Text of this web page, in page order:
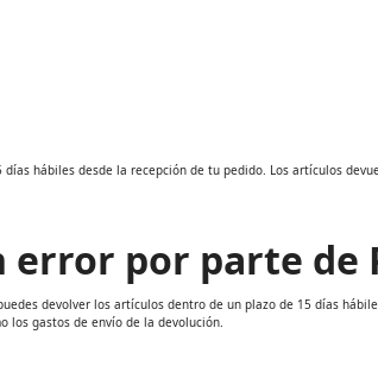
hábiles desde la recepción de tu pedido. Los artículos
error por parte de
devolver los artículos dentro de un plazo de 15 días
los gastos de envío de la devolución.